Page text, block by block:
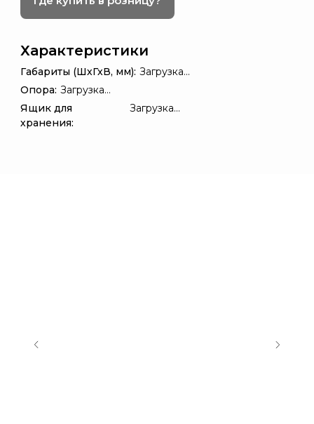
Габариты (ШхГхВ, мм): Загрузка...
Загрузка...
Опора:
Загрузка...
Ящик для
хранения:
Характеристики